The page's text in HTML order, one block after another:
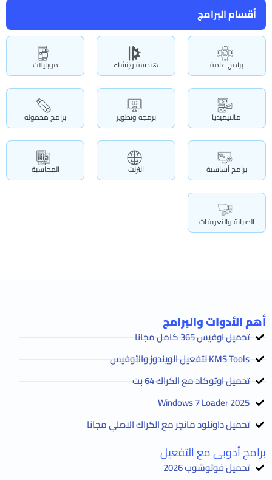
أقسام البرامج
برامج عامة هندسة وإنشاء موبايلات
مالتيميديا برمجة وتطوير برامج محمولة
برامج أساسية انترنت المحاسبة
الصيانة والتعريفات
أهم الأدوات والبرامج
تحميل اوفيس 365 كامل مجانا
KMS Tools لتفعيل الويندوز والأوفيس
تحميل اوتوكاد مع الكراك 64 بت
2025 Windows 7 Loader
تحميل داونلود مانجر مع الكراك الاصلي مجانا
برامج أدوبى مع التفعيل
تحميل فوتوشوب 2026